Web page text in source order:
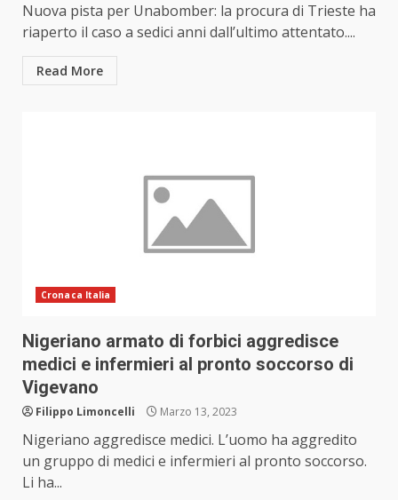
Nuova pista per Unabomber: la procura di Trieste ha
riaperto il caso a sedici anni dall’ultimo attentato....
Read More
Cronaca Italia
Nigeriano armato di forbici aggredisce
medici e infermieri al pronto soccorso di
Vigevano
Filippo Limoncelli Marzo 13, 2023
Nigeriano aggredisce medici. L’uomo ha aggredito
un gruppo di medici e infermieri al pronto soccorso.
Li ha...